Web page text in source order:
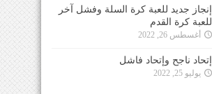
إنجاز جديد للعبة كرة السلة وفشل آخر
للعبة كرة القدم
أغسطس 26, 2022
إتحاد ناجح وإتحاد فاشل
يوليو 25, 2022